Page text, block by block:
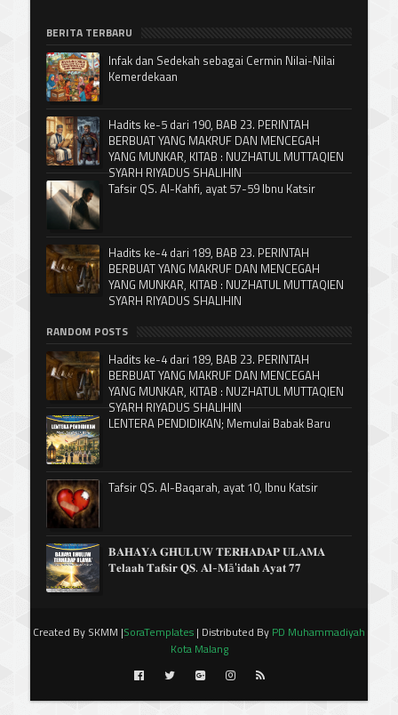
BERITA TERBARU
Infak dan Sedekah sebagai Cermin Nilai-Nilai
Kemerdekaan
Hadits ke-5 dari 190, BAB 23. PERINTAH
BERBUAT YANG MAKRUF DAN MENCEGAH
YANG MUNKAR, KITAB : NUZHATUL MUTTAQIEN
SYARH RIYADUS SHALIHIN
Tafsir QS. Al-Kahfi, ayat 57-59 Ibnu Katsir
Hadits ke-4 dari 189, BAB 23. PERINTAH
BERBUAT YANG MAKRUF DAN MENCEGAH
YANG MUNKAR, KITAB : NUZHATUL MUTTAQIEN
SYARH RIYADUS SHALIHIN
RANDOM POSTS
Hadits ke-4 dari 189, BAB 23. PERINTAH
BERBUAT YANG MAKRUF DAN MENCEGAH
YANG MUNKAR, KITAB : NUZHATUL MUTTAQIEN
SYARH RIYADUS SHALIHIN
LENTERA PENDIDIKAN; Memulai Babak Baru
Tafsir QS. Al-Baqarah, ayat 10, Ibnu Katsir
𝐁𝐀𝐇𝐀𝐘𝐀 𝐆𝐇𝐔𝐋𝐔𝐖 𝐓𝐄𝐑𝐇𝐀𝐃𝐀𝐏 𝐔𝐋𝐀𝐌𝐀
𝐓𝐞𝐥𝐚𝐚𝐡 𝐓𝐚𝐟𝐬𝐢𝐫 𝐐𝐒. 𝐀𝐥-𝐌ā'𝐢𝐝𝐚𝐡 𝐀𝐲𝐚𝐭 𝟕𝟕
Created By SKMM |SoraTemplates | Distributed By PD Muhammadiyah
Kota Malang